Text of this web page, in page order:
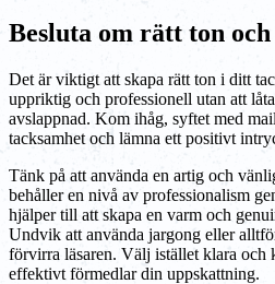
Besluta om rätt ton
Det är viktigt att skapa rätt ton i ditt
uppriktig och professionell utan att
avslappnad. Kom ihåg, syftet med
tacksamhet och lämna ett positivt
Tänk på att använda en artig och
behåller en nivå av professionalism
hjälper till att skapa en varm och
Undvik att använda jargong eller
förvirra läsaren. Välj istället klara och
effektivt förmedlar din uppskattning.